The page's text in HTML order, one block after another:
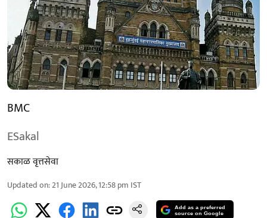
BMC
ESakal
सकाळ वृत्तसेवा
Updated on:21 June 2026, 12:58 pm IST
Add as a preferred
source on Google